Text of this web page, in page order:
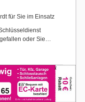
für Sie im Einsatz
oder Sie…